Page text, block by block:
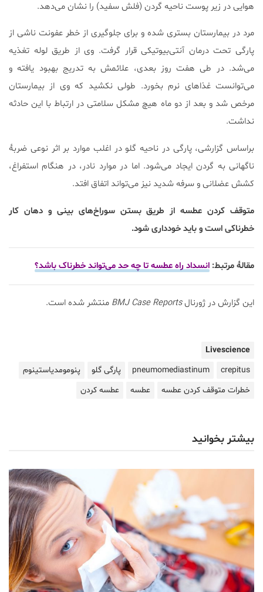
هوایی در زیر پوست ناحیه گردن (فلش سفید) را نشان می‌دهد.
مرد در بیمارستان بستری شده و برای جلوگیری از خطر عفونت ناشی از
پارگی تحت درمان آنتی‌بیوتیکی قرار گرفت. وی از طریق لوله تغذیه
می‌شد. در طی هفت روز بعدی، علائمش به تدریج بهبود یافته و
می‌توانست غذاهای نرم بخورد. طولی نکشید که وی از بیمارستان
مرخص شد و بعد از دو ماه هیچ مشکل سلامتی در ارتباط با این حادثه
نداشت.
براساس گزارشی، پارگی در ناحیه گلو در اغلب موارد بر اثر نوعی ضربۀ
ناگهانی به گردن ایجاد می‌شود. اما در موارد نادر، در هنگام استفراغ،
کشش عضلانی و سرفه شدید نیز می‌تواند اتفاق افتد.
متوقف کردن عطسه از طریق بستن سوراخ‌های بینی و دهان کار
خطرناکی است و باید خودداری شود.
مقالۀ مرتبط: انسداد راه عطسه تا چه حد می‌تواند خطرناک باشد؟
این گزارش در ژورنالBMJ Case Reports منتشر شده است.
Livescience
crepitus
pneumomediastinum پارگی گلو
پنومومدیاستینوم
خطرات متوقف کردن عطسه
عطسه عطسه کردن
بیشتر بخوانید